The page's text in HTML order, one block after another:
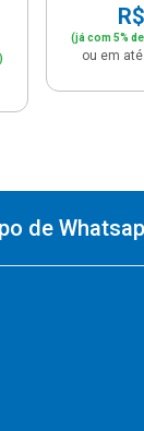
(já com 5%
ou em
de